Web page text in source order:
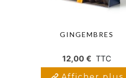
GINGEMBRES
12,00 € TTC